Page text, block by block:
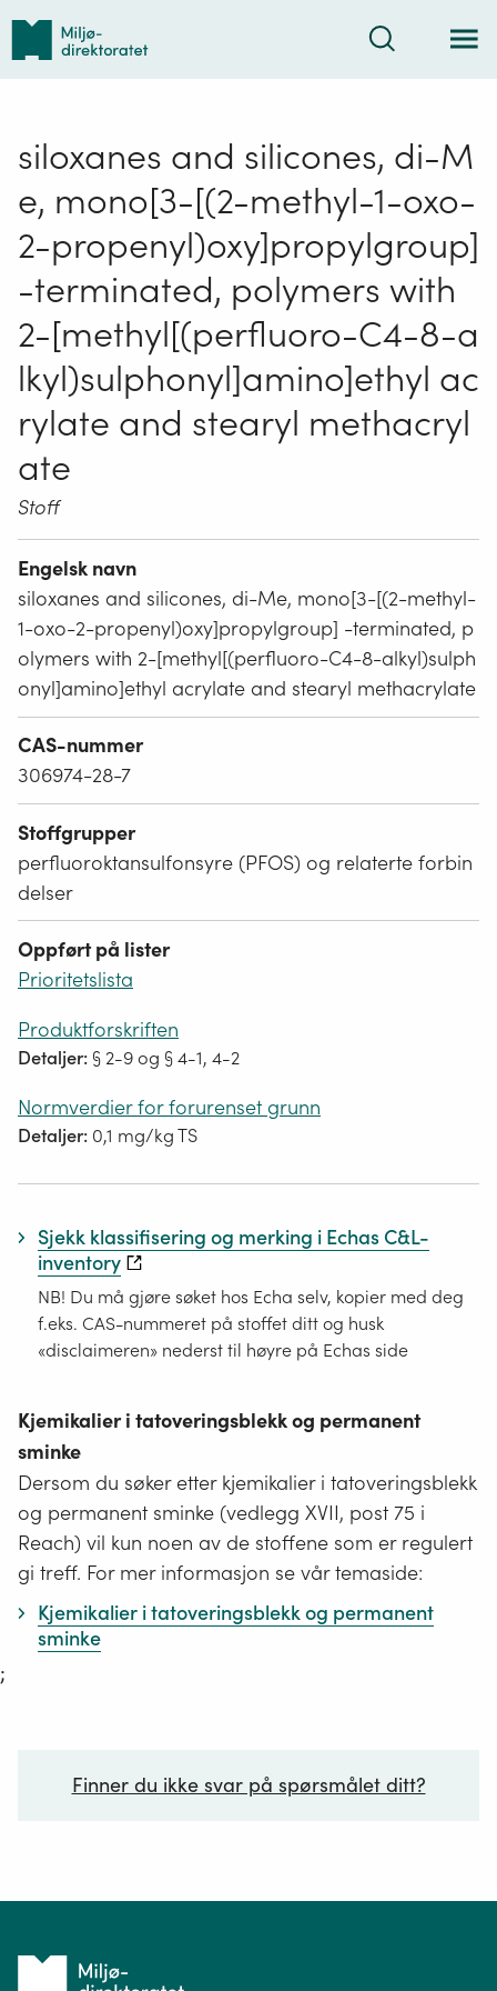
Tilbake
forsiden
Søk
siloxanes and silicones, di-M
e, mono[3-[(2-methyl-1-oxo-
2-propenyl)oxy]propylgroup]
-terminated, polymers with
2-[methyl[(perfluoro-C4-8-a
lkyl)sulphonyl]amino]ethyl ac
rylate and stearyl methacryl
ate
Stoff
Engelsk navn
siloxanes and silicones, di-Me, mono[3-[(2-methyl-
1-oxo-2-propenyl)oxy]propylgroup] -terminated, p
olymers with 2-[methyl[(perfluoro-C4-8-alkyl)sulph
onyl]amino]ethyl acrylate and stearyl methacrylate
CAS-nummer
306974-28-7
Stoffgrupper
perfluoroktansulfonsyre (PFOS) og relaterte forbin
delser
Oppført på lister
Prioritetslista
Produktforskriften
Detaljer: § 2-9 og § 4-1, 4-2
Normverdier for forurenset grunn
Detaljer: 0,1 mg/kg TS
Sjekk klassifisering og merking i Echas C&L-
inventory
NB! Du må gjøre søket hos Echa selv, kopier med deg
f.eks. CAS-nummeret på stoffet ditt og husk
«disclaimeren» nederst til høyre på Echas side
Kjemikalier i tatoveringsblekk og permanent
sminke
Dersom du søker etter kjemikalier i tatoveringsblekk
og permanent sminke (vedlegg XVII, post 75 i
Reach) vil kun noen av de stoffene som er regulert
gi treff. For mer informasjon se vår temaside:
Kjemikalier i tatoveringsblekk og permanent
sminke
;
Finner du ikke svar på spørsmålet ditt?
Tilbake